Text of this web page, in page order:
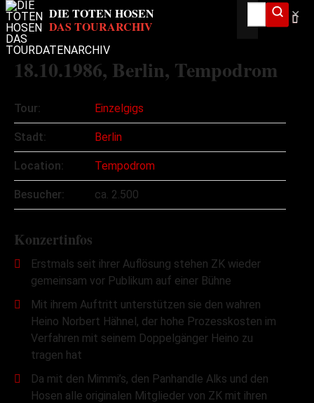
✕
18.10.1986, Berlin, Tempodrom
Tour: Einzelgigs
Stadt: Berlin
Location: Tempodrom
Besucher: ca. 2.500
Konzertinfos
Erstmals seit ihrer Auflösung stehen ZK wieder
gemeinsam vor Publikum auf einer Bühne
Mit ihrem Auftritt unterstützen sie den wahren
Heino Norbert Hähnel, der hohe Prozesskosten im
Verfahren mit seinem Doppelgänger Heino zu
tragen hat
Da mit den Mimmi’s, den Panhandle Alks und den
Hosen alle originalen Mitglieder von ZK mit ihren